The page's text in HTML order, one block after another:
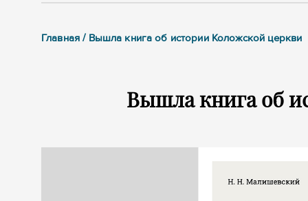
Главная / Вышла книга об истории Коложской церкви
Вышла книга об